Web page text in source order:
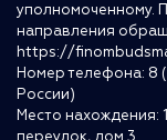
уполномоченному.
направления
https://
Номер телефона: 8
России)
Место нахождения: